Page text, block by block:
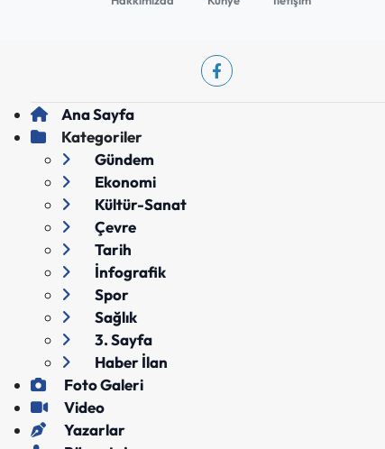
Ana Sayfa
Kategoriler
Gündem
Ekonomi
Kültür-Sanat
Çevre
Tarih
İnfografik
Spor
Sağlık
3. Sayfa
Haber İlan
Foto Galeri
Video
Yazarlar